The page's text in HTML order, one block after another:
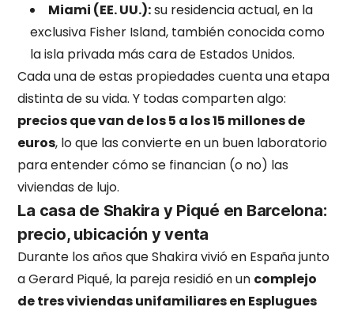
Miami (EE. UU.):su residencia actual, en la
exclusiva Fisher Island, también conocida como
la isla privada más cara de Estados Unidos.
Cada una de estas propiedades cuenta una etapa
distinta de su vida. Y todas comparten algo:
precios que van de los 5 a los 15 millones de
euros, lo que las convierte en un buen laboratorio
para entender cómo se financian (o no) las
viviendas de lujo.
La casa de Shakira y Piqué en Barcelona:
precio, ubicación y venta
Durante los años que Shakira vivió en España junto
a Gerard Piqué, la pareja residió en un complejo
de tres viviendas unifamiliares en Esplugues